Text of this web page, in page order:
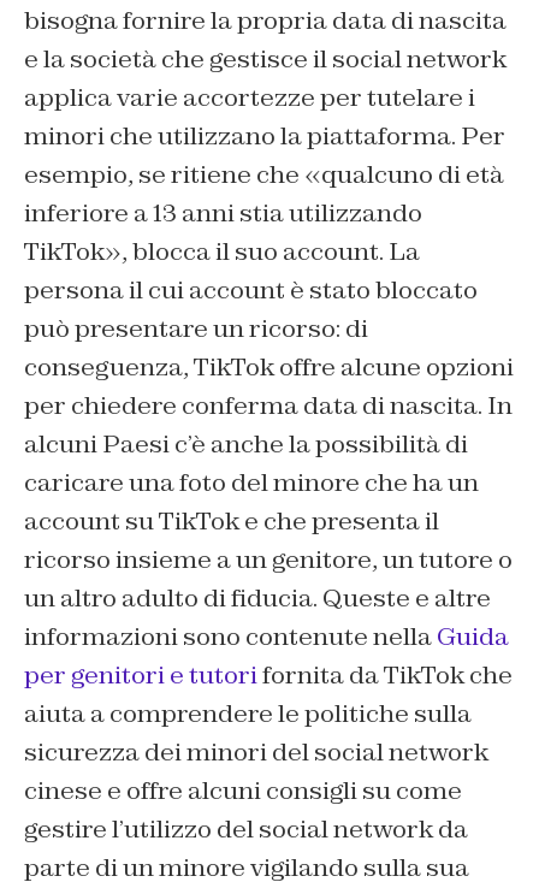
bisogna fornire la propria data di nascita
e la società che gestisce il social network
applica varie accortezze per tutelare i
minori che utilizzano la piattaforma. Per
esempio, se ritiene che «qualcuno di età
inferiore a 13 anni stia utilizzando
TikTok», blocca il suo account. La
persona il cui account è stato bloccato
può presentare un ricorso: di
conseguenza, TikTok offre alcune opzioni
per chiedere conferma data di nascita. In
alcuni Paesi c’è anche la possibilità di
caricare una foto del minore che ha un
account su TikTok e che presenta il
ricorso insieme a un genitore, un tutore o
un altro adulto di fiducia. Queste e altre
informazioni sono contenute nellaGuida
per genitori e tutorifornita da TikTok che
aiuta a comprendere le politiche sulla
sicurezza dei minori del social network
cinese e offre alcuni consigli su come
gestire l’utilizzo del social network da
parte di un minore vigilando sulla sua